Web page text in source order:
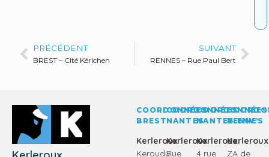
PRÉCÉDENT
BREST – Cité Kérichen
SUIVANT
RENNES – Rue Paul Bert
COORDONNÉES
BREST
Kerleroux
Keroudy
COORDONNÉES
NANTES
Kerleroux
Rue
COORDONNÉES
NANTESENV°
Kerleroux
4 rue
RENNES
Kerleroux
ZA de